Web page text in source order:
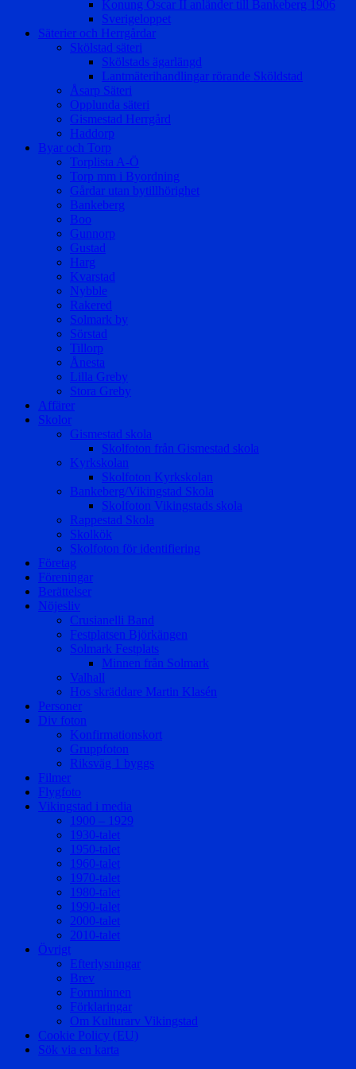
Konung Oscar II anländer till Bankeberg 1906
Sverigeloppet
Säterier och Herrgårdar
Skölstad säteri
Skölstads ägarlängd
Lantmäterihandlingar rörande Sköldstad
Åsarp Säteri
Opplunda säteri
Gismestad Herrgård
Haddorp
Byar och Torp
Torplista A-Ö
Torp mm i Byordning
Gårdar utan bytillhörighet
Bankeberg
Boo
Gunnorp
Gustad
Harg
Kvarstad
Nybble
Rakered
Solmark by
Sörstad
Tillorp
Ånesta
Lilla Greby
Stora Greby
Affärer
Skolor
Gismestad skola
Skolfoton från Gismestad skola
Kyrkskolan
Skolfoton Kyrkskolan
Bankeberg/Vikingstad Skola
Skolfoton Vikingstads skola
Rappestad Skola
Skolkök
Skolfoton för identifiering
Företag
Föreningar
Berättelser
Nöjesliv
Crusianelli Band
Festplatsen Björkängen
Solmark Festplats
Minnen från Solmark
Valhall
Hos skräddare Martin Klasén
Personer
Div foton
Konfirmationskort
Gruppfoton
Riksväg 1 byggs
Filmer
Flygfoto
Vikingstad i media
1900 – 1929
1930-talet
1950-talet
1960-talet
1970-talet
1980-talet
1990-talet
2000-talet
2010-talet
Övrigt
Efterlysningar
Brev
Fornminnen
Förklaringar
Om Kulturarv Vikingstad
Cookie Policy (EU)
Sök via en karta